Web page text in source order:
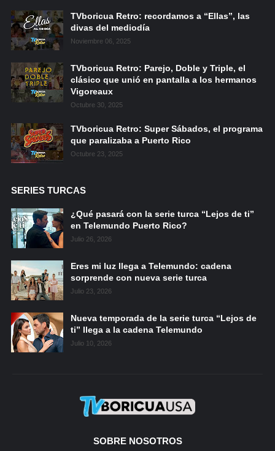
TVboricua Retro: recordamos a “Ellas”, las
divas del mediodía
Noviembre 06, 2025
TVboricua Retro: Parejo, Doble y Triple, el
clásico que unió en pantalla a los hermanos
Vigoreaux
Octubre 30, 2025
TVboricua Retro: Super Sábados, el programa
que paralizaba a Puerto Rico
Octubre 23, 2025
SERIES TURCAS
¿Qué pasará con la serie turca “Lejos de ti”
en Telemundo Puerto Rico?
Julio 26, 2026
Eres mi luz llega a Telemundo: cadena
sorprende con nueva serie turca
Julio 23, 2026
Nueva temporada de la serie turca “Lejos de
ti” llega a la cadena Telemundo
Julio 10, 2026
SOBRE NOSOTROS